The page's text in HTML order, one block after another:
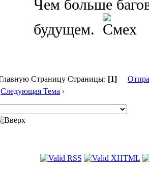
Чем больше
будущем.
Страницы: [1]
Следующая Тема ›